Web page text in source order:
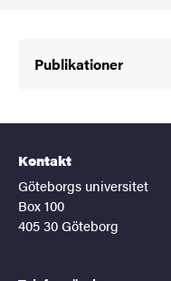
Publikationer
Kontakt
Göteborgs universitet
Box 100
405 30 Göteborg